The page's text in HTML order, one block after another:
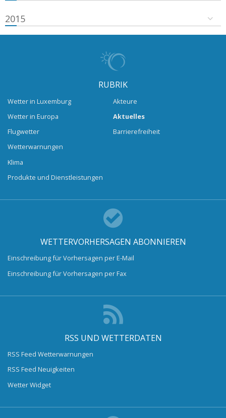
2015
RUBRIK
Wetter in Luxemburg
Wetter in Europa
Flugwetter
Wetterwarnungen
Klima
Produkte und Dienstleistungen
Akteure
Aktuelles
Barrierefreiheit
WETTERVORHERSAGEN ABONNIEREN
Einschreibung für Vorhersagen per E-Mail
Einschreibung für Vorhersagen per Fax
RSS UND WETTERDATEN
RSS Feed Wetterwarnungen
RSS Feed Neuigkeiten
Wetter Widget